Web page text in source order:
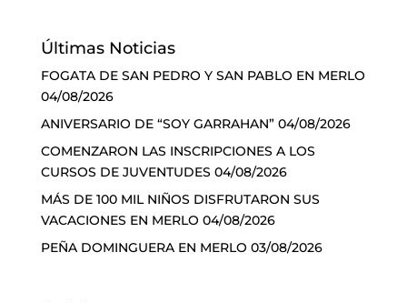
Últimas Noticias
FOGATA DE SAN PEDRO Y SAN PABLO EN MERLO
04/08/2026
ANIVERSARIO DE “SOY GARRAHAN” 04/08/2026
COMENZARON LAS INSCRIPCIONES A LOS
CURSOS DE JUVENTUDES 04/08/2026
MÁS DE 100 MIL NIÑOS DISFRUTARON SUS
VACACIONES EN MERLO 04/08/2026
PEÑA DOMINGUERA EN MERLO 03/08/2026